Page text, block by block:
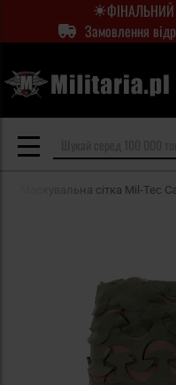
Замовлення
Маскувальна сітка Mil-Tec